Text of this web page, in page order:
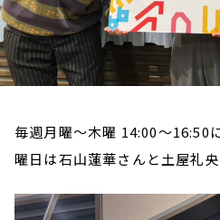
毎週月曜～木曜 14:00～16:50
曜日は石山蓮華さんと土屋礼